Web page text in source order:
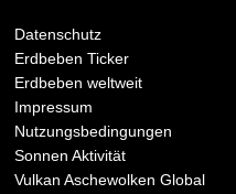
Datenschutz
Erdbeben Ticker
Erdbeben weltweit
Impressum
Nutzungsbedingungen
Sonnen Aktivität
Vulkan Aschewolken Global